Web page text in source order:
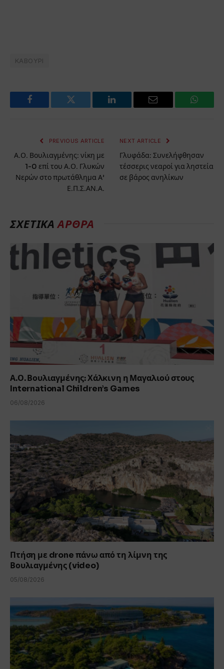
ΚΑΒΟΥΡΙ
Facebook Twitter LinkedIn Email
PREVIOUS ARTICLE
Α.Ο. Βουλιαγμένης: νίκη με
1-0 επί του Α.Ο. Γλυκών
Νερών στο πρωτάθλημα Α’
Ε.Π.Σ.ΑΝ.Α.
NEXT ARTICLE
Γλυφάδα: Συνελήφθησαν
τέσσερις νεαροί για ληστεία
σε βάρος ανηλίκων
ΣΧΕΤΙΚΑΑΡΘΡΑ
Α.Ο. Βουλιαγμένης: Χάλκινη η Μαγαλιού στους
International Children’s Games
06/08/2026
Πτήση με drone πάνω από τη λίμνη της
Βουλιαγμένης (video)
05/08/2026